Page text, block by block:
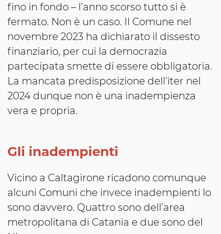
fino in fondo – l’anno scorso tutto si è
fermato. Non è un caso. Il Comune nel
novembre 2023 ha dichiarato il dissesto
finanziario, per cui la democrazia
partecipata smette di essere obbligatoria.
La mancata predisposizione dell’iter nel
2024 dunque non è una inadempienza
vera e propria.
Gli inadempienti
Vicino a Caltagirone ricadono comunque
alcuni Comuni che invece inadempienti lo
sono davvero. Quattro sono dell’area
metropolitana di Catania e due sono del